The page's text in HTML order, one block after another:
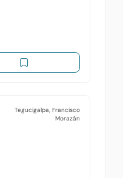
Tegucigalpa, Francisco
Morazán